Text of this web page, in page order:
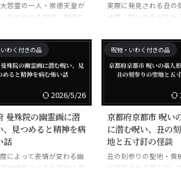
怨霊の一人・崇徳天皇が
たとされる写経。朝廷に
実際に発見される丑の
寸釘。呪いの念が込め
る。
わく付きの品
2026/5/26
曼殊院の幽霊画に潜
、見つめると精神を病
話
によって表情が変わる幽
時間見つめると精神に異
呪物・いわく付きの品
京都府京都市 呪い
に潜む呪い、丑の
地と五寸釘の怪談
丑の刻参りの聖地・貴
で発見される藁人形。